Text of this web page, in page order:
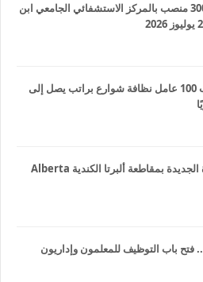
مباراة توظيف 300 منصب بالمركز الاستشفائي الجامعي ابن
إسبانيا : مطلوب 100 عامل نظافة شوارع براتب يصل إلى
استمارة الهجرة الجديدة بمقاطعة ألبرتا الكندية Alberta
السعودية 2026.. فتح باب التوظيف للمعلمون وإداريون